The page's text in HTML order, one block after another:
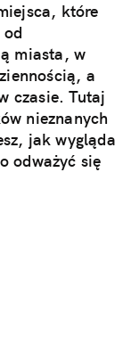
które
miasta, w
a
czasie. Tutaj
nieznanych
jak wygląda
odważyć się